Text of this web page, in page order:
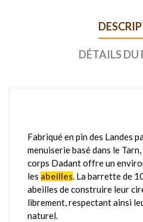
DÉTAILS DU
Fabriqué en pin des Landes
menuiserie basé dans le
corps Dadant offre un
les abeilles. La barrette de
abeilles de construire leur
librement, respectant ainsi
naturel.